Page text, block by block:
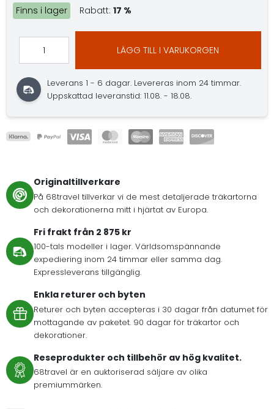
Finns i lager Rabatt: 17 %
LÄGG TILL I VARUKORGEN
Leverans 1 - 6 dagar. Levereras inom 24 timmar.
Uppskattad leveranstid: 11.08. - 18.08.
Originaltillverkare
På 68travel tillverkar vi de mest detaljerade träkartorna
och dekorationerna mitt i hjärtat av Europa.
Fri frakt från 2 875 kr
100-tals modeller i lager. Världsomspännande
expediering inom 24 timmar eller samma dag.
Expressleverans tillgänglig.
Enkla returer och byten
Returer och byten accepteras i 30 dagar från datumet för
mottagande av paketet. 90 dagar för träkartor och
dekorationer.
Reseprodukter och tillbehör av hög kvalitet.
68travel är en auktoriserad säljare av olika
premiummärken.